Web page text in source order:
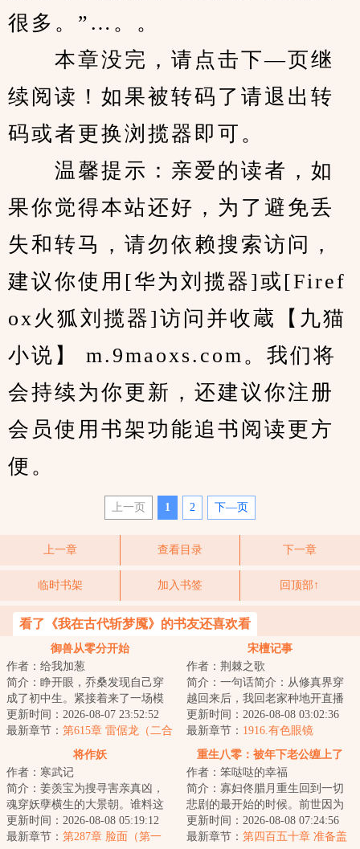
很多。”…。。
本章没完，请点击下—页继
续阅读！如果被转码了请退出转
码或者更换浏揽器即可。
温馨提示：亲爱的读者，如
果你觉得本站还好，为了避免丢
失和转马，请勿依赖搜索访问，
建议你使用[华为刘揽器]或[Firef
ox火狐刘揽器]访问并收蔵【九猫
小说】 m.9maoxs.com。我们将
会持续为你更新，还建议你注册
会员使用书架功能追书阅读更方
便。
上一页 1 2 下—页
上一章 查看目录 下一章
临时书架 加入书签 回顶部↑
看了《我在古代斩梦魇》的书友还喜欢看
御兽从零分开始
作者：给我加葱
简介：睁开眼，乔桑发现自己穿
成了初中生。紧接着来了一场模
拟考。毕业她怕了吗？她怕
了……这考的都什么...
更新时间：2026-08-07 23:52:52
最新章节： 第615章 雷倨龙（二合
宋檀记事
作者：荆棘之歌
简介：一句话简介：从修真界穿
越回来后，我回老家种地开直播
卖菜了！修成金丹渡劫失败的宋
檀回到现代，发...
更新时间：2026-08-08 03:02:36
最新章节： 1916.有色眼镜
将作妖
作者：寒武记
简介：姜羡宝为搜寻害亲真凶，
魂穿妖孽横生的大景朝。谁料这
里破案，不看证据，只靠卦师！
这不巧了嘛？！...
更新时间：2026-08-08 05:19:12
最新章节： 第287章 脸面（第一
重生八零：被年下老公缠上了
作者：笨哒哒的幸福
简介：寡妇佟腊月重生回到一切
悲剧的最开始的时候。前世因为
改嫁宋大龙，踏上了一条不归
路。重生归来的第...
更新时间：2026-08-08 07:24:56
最新章节： 第四百五十章 准备盖